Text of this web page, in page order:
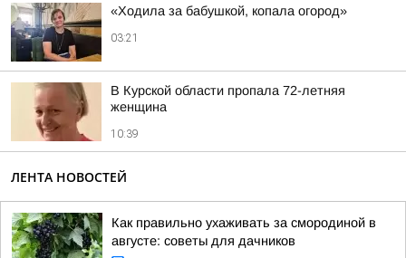
«Ходила за бабушкой, копала огород»
03:21
В Курской области пропала 72-летняя
женщина
10:39
ЛЕНТА НОВОСТЕЙ
Как правильно ухаживать за смородиной в
августе: советы для дачников